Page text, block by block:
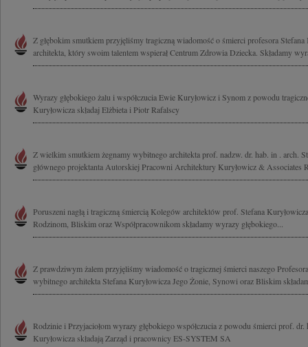
Z głębokim smutkiem przyjęliśmy tragiczną wiadomość o śmierci profesora
architekta, który swoim talentem wspierał Centrum Zdrowia Dziecka. Składamy
Wyrazy głębokiego żalu i współczucia Ewie Kuryłowicz i Synom z powodu
Kuryłowicza składaj Elżbieta i Piotr Rafalscy
Z wielkim smutkiem żegnamy wybitnego architekta prof. nadzw. dr. hab. in . arch.
głównego projektanta Autorskiej Pracowni Architektury Kuryłowicz & Associates
Poruszeni nagłą i tragiczną śmiercią Kolegów architektów prof. Stefana
Rodzinom, Bliskim oraz Współpracownikom składamy wyrazy głębokiego...
Z prawdziwym żalem przyjęliśmy wiadomość o tragicznej śmierci naszego
wybitnego architekta Stefana Kuryłowicza Jego Żonie, Synowi oraz Bliskim
Rodzinie i Przyjaciołom wyrazy głębokiego współczucia z powodu śmierci prof. dr.
Kuryłowicza składają Zarząd i pracownicy ES-SYSTEM SA